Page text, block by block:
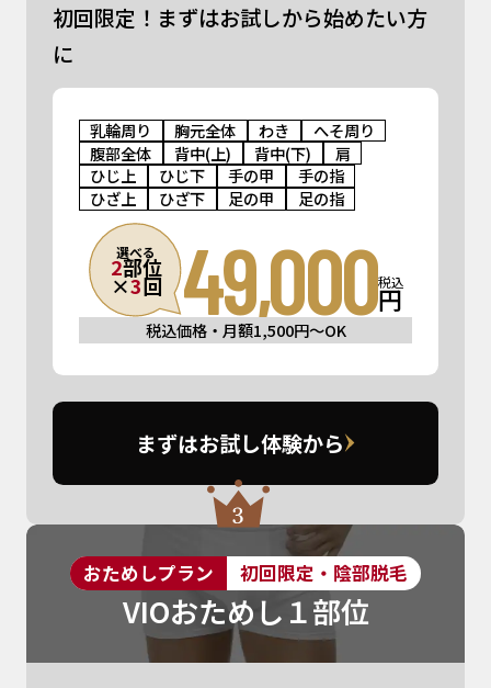
初回限定！まずはお試しから始めたい方
に
乳輪周り 胸元全体 わき
へそ周り
腹部全体
背中(上) 背中(下)
肩
ひじ上
ひじ下 手の甲
手の指
ひざ上
ひざ下 足の甲 足の指
選べる
2部位
×3回 49,000円
税込
税込価格・月額1,500円〜OK
まずはお試し体験から
おためしプラン 初回限定・陰部脱毛
VIOおためし１部位